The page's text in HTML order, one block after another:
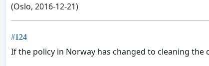
(Oslo, 2016-12-21)
#124
If the policy in Norway has changed to cleaning